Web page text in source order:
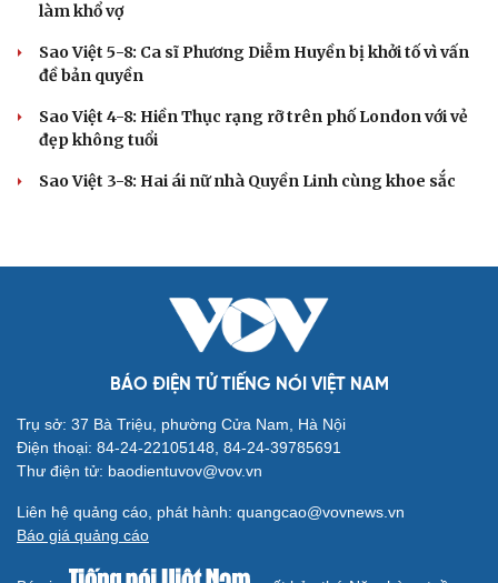
làm khổ vợ
Sao Việt 5-8: Ca sĩ Phương Diễm Huyền bị khởi tố vì vấn
đề bản quyền
Sao Việt 4-8: Hiền Thục rạng rỡ trên phố London với vẻ
đẹp không tuổi
Sao Việt 3-8: Hai ái nữ nhà Quyền Linh cùng khoe sắc
BÁO ĐIỆN TỬ TIẾNG NÓI VIỆT NAM
Trụ sở: 37 Bà Triệu, phường Cửa Nam, Hà Nội
Điện thoại: 84-24-22105148, 84-24-39785691
Thư điện tử: baodientuvov@vov.vn
Liên hệ quảng cáo, phát hành: quangcao@vovnews.vn
Báo giá quảng cáo